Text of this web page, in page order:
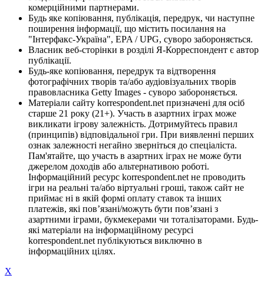
комерційними партнерами.
Будь яке копіювання, публікація, передрук, чи наступне
поширення інформації, що містить посилання на
"Інтерфакс-Україна", EPA / UPG, суворо забороняється.
Власник веб-сторінки в розділі Я-Корреспондент є автор
публікації.
Будь-яке копіювання, передрук та відтворення
фотографічних творів та/або аудіовізуальних творів
правовласника Getty Images - суворо забороняється.
Матеріали сайту korrespondent.net призначені для осіб
старше 21 року (21+). Участь в азартних іграх може
викликати ігрову залежність. Дотримуйтесь правил
(принципів) відповідальної гри. При виявленні перших
ознак залежності негайно зверніться до спеціаліста.
Пам'ятайте, що участь в азартних іграх не може бути
джерелом доходів або альтернативою роботі.
Інформаційний ресурс korrespondent.net не проводить
ігри на реальні та/або віртуальні гроші, також сайт не
приймає ні в якій формі оплату ставок та інших
платежів, які пов’язані/можуть бути пов’язані з
азартними іграми, букмекерами чи тоталізаторами. Будь-
які матеріали на інформаційному ресурсі
korrespondent.net публікуються виключно в
інформаційних цілях.
X